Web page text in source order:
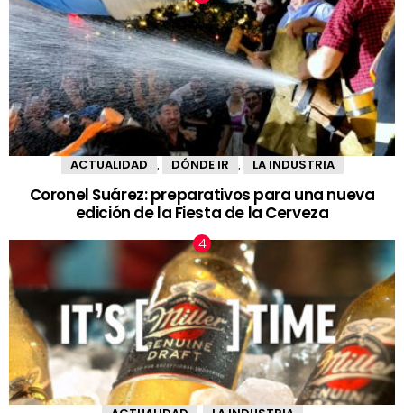
ACTUALIDAD DÓNDE IR LA INDUSTRIA
Coronel Suárez: preparativos para una nueva
edición de la Fiesta de la Cerveza